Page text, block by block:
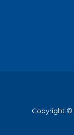
Copyright ©